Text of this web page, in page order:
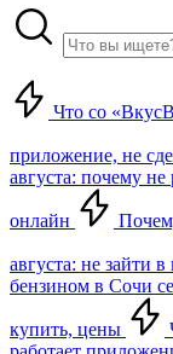
Что со
приложение, не
августа: почему не
онлайн
августа: не зайти
бензином в Сочи
купить, цены